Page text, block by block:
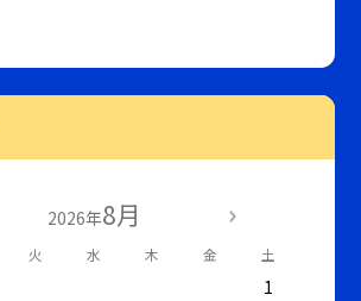
2026年8月
火 水 木 金 土
1